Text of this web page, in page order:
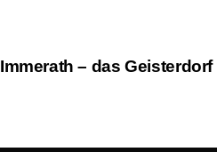
Immerath – das